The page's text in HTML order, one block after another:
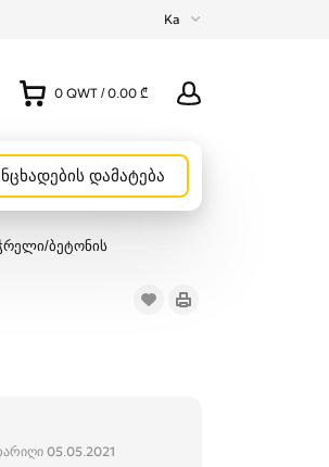
Ka
0 QWT / 0.00 ₾
დამატება
ბეტონის
05.05.2021